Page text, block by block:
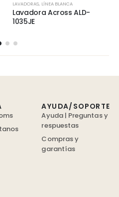
LAVADORAS, LÍNEA BLANCA
Lavadora Across ALD-
1035JE
AYUDA/SOPORTE
Ayuda | Preguntas y
respuestas
Compras y
garantías